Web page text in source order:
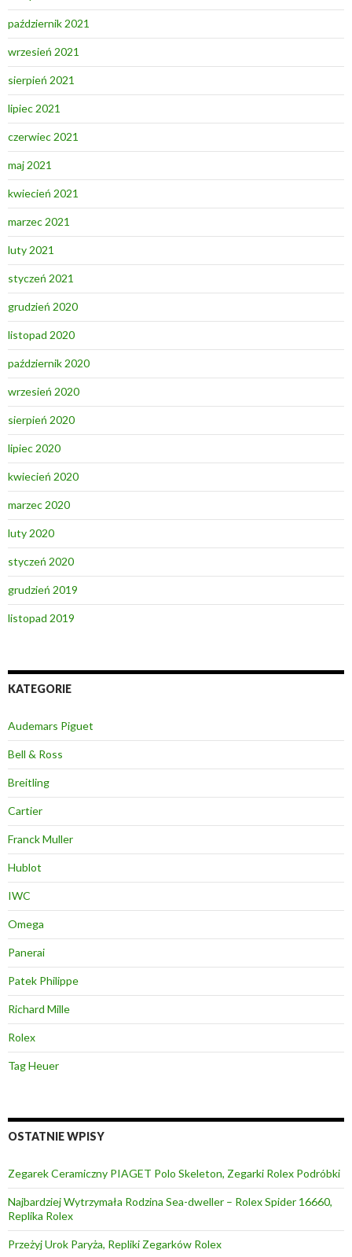
październik 2021
wrzesień 2021
sierpień 2021
lipiec 2021
czerwiec 2021
maj 2021
kwiecień 2021
marzec 2021
luty 2021
styczeń 2021
grudzień 2020
listopad 2020
październik 2020
wrzesień 2020
sierpień 2020
lipiec 2020
kwiecień 2020
marzec 2020
luty 2020
styczeń 2020
grudzień 2019
listopad 2019
KATEGORIE
Audemars Piguet
Bell & Ross
Breitling
Cartier
Franck Muller
Hublot
IWC
Omega
Panerai
Patek Philippe
Richard Mille
Rolex
Tag Heuer
OSTATNIE WPISY
Zegarek Ceramiczny PIAGET Polo Skeleton, Zegarki Rolex Podróbki
Najbardziej Wytrzymała Rodzina Sea-dweller – Rolex Spider 16660,
Replika Rolex
Przeżyj Urok Paryża, Repliki Zegarków Rolex